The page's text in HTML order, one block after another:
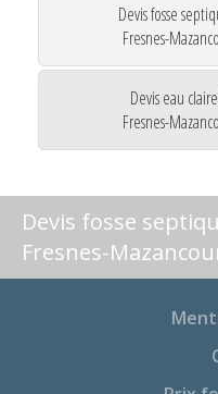
Devis fosse
Fresnes-
Devis eau
Fresnes-
Devis fosse
Fresnes-